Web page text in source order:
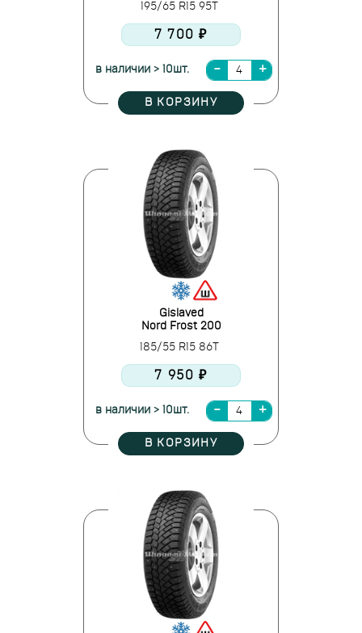
195/65 R15 95T
7 700 ₽
в наличии > 10шт.
В КОРЗИНУ
Gislaved
Nord Frost 200
185/55 R15 86T
7 950 ₽
в наличии > 10шт.
В КОРЗИНУ